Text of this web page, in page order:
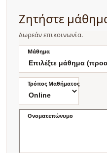
Ζητήστε
Δωρεάν επικοινωνία.
Μάθημα
Τρόπος Μαθήματος
Ονοματεπώνυμο